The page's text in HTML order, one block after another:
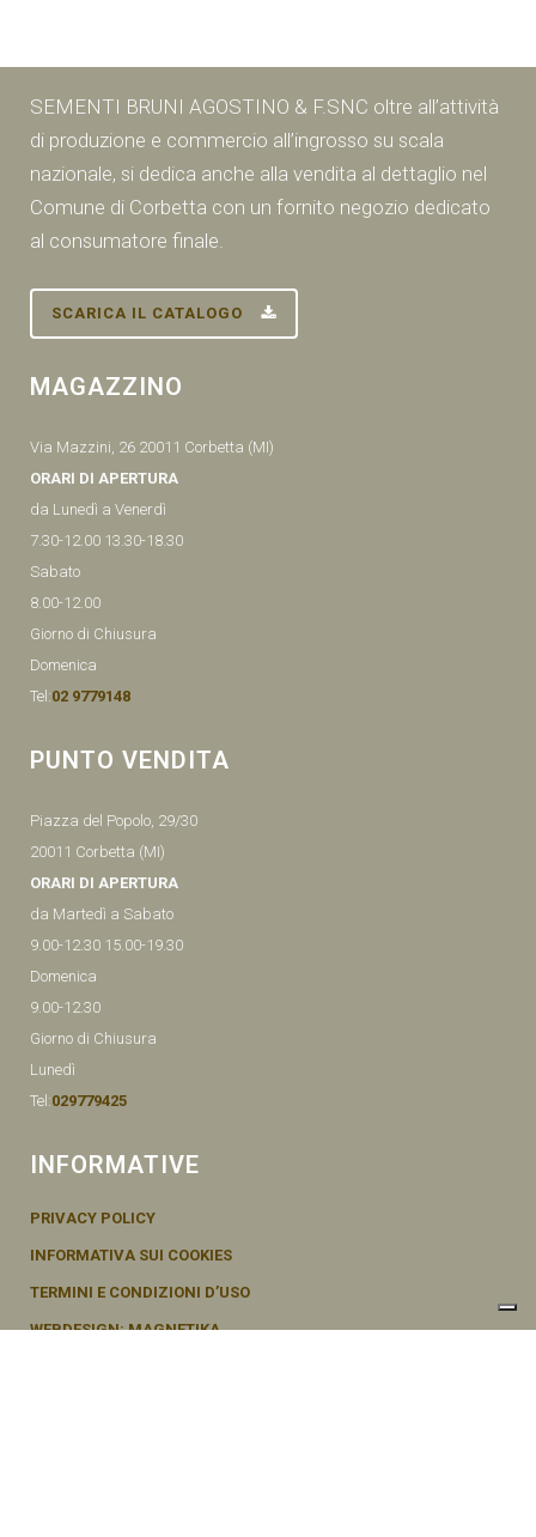
SEMENTI BRUNI AGOSTINO & F.SNC oltre all’attività
di produzione e commercio all’ingrosso su scala
nazionale, si dedica anche alla vendita al dettaglio nel
Comune di Corbetta con un fornito negozio dedicato
al consumatore finale.
SCARICA IL CATALOGO
MAGAZZINO
Via Mazzini, 26 20011 Corbetta (MI)
ORARI DI APERTURA
da Lunedì a Venerdì
7.30-12.00 13.30-18.30
Sabato
8.00-12.00
Giorno di Chiusura
Domenica
Tel:02 9779148
PUNTO VENDITA
Piazza del Popolo, 29/30
20011 Corbetta (MI)
ORARI DI APERTURA
da Martedì a Sabato
9.00-12.30 15.00-19.30
Domenica
9.00-12.30
Giorno di Chiusura
Lunedì
Tel:029779425
INFORMATIVE
PRIVACY POLICY
INFORMATIVA SUI COOKIES
TERMINI E CONDIZIONI D’USO
WEBDESIGN: MAGNETIKA